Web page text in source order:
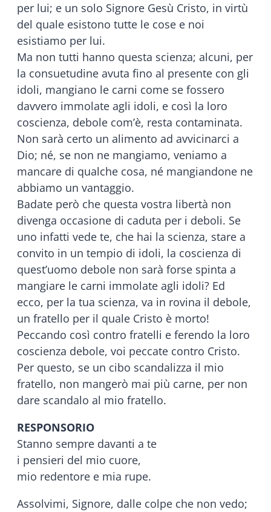
per lui; e un solo Signore Gesù Cristo, in virtù
del quale esistono tutte le cose e noi
esistiamo per lui.
Ma non tutti hanno questa scienza; alcuni, per
la consuetudine avuta fino al presente con gli
idoli, mangiano le carni come se fossero
davvero immolate agli idoli, e così la loro
coscienza, debole com’è, resta contaminata.
Non sarà certo un alimento ad avvicinarci a
Dio; né, se non ne mangiamo, veniamo a
mancare di qualche cosa, né mangiandone ne
abbiamo un vantaggio.
Badate però che questa vostra libertà non
divenga occasione di caduta per i deboli. Se
uno infatti vede te, che hai la scienza, stare a
convito in un tempio di idoli, la coscienza di
quest’uomo debole non sarà forse spinta a
mangiare le carni immolate agli idoli? Ed
ecco, per la tua scienza, va in rovina il debole,
un fratello per il quale Cristo è morto!
Peccando così contro fratelli e ferendo la loro
coscienza debole, voi peccate contro Cristo.
Per questo, se un cibo scandalizza il mio
fratello, non mangerò mai più carne, per non
dare scandalo al mio fratello.
RESPONSORIO
Stanno sempre davanti a te
i pensieri del mio cuore,
mio redentore e mia rupe.
Assolvimi, Signore, dalle colpe che non vedo;